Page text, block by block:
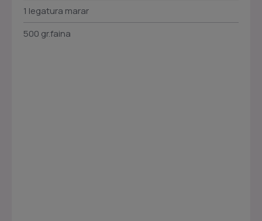
1 legatura marar
500 gr.faina